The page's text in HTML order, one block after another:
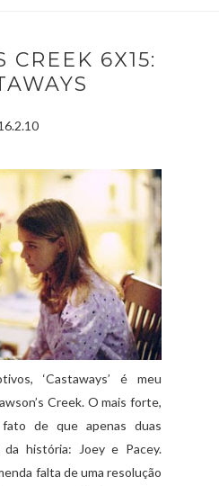
CREEK 6X15:
‘Castaways’ é meu
Creek. O mais forte,
de que apenas duas
história: Joey e Pacey.
falta de uma resolução